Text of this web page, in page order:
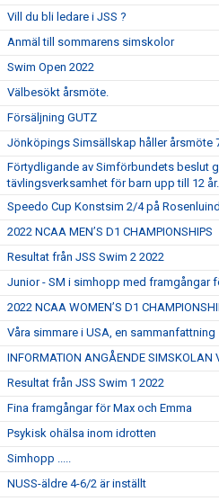
Vill du bli ledare i JSS ?
Anmäl till sommarens simskolor
Swim Open 2022
Välbesökt årsmöte.
Försäljning GUTZ
Jönköpings Simsällskap håller årsmöte
Förtydligande av Simförbundets beslut
tävlingsverksamhet för barn upp till 12 år.
Speedo Cup Konstsim 2/4 på
2022 NCAA MEN’S D1 CHAMPIONSHIPS
Resultat från JSS Swim 2 2022
Junior - SM i simhopp med framgångar
2022 NCAA WOMEN’S D1
Våra simmare i USA, en sammanfattning
INFORMATION ANGÅENDE SIMSKOLAN
Resultat från JSS Swim 1 2022
Fina framgångar för Max och Emma
Psykisk ohälsa inom idrotten
Simhopp .....
NUSS-äldre 4-6/2 är inställt